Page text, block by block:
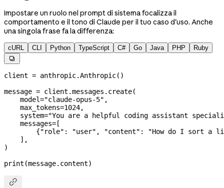
Impostare un ruolo nel prompt di sistema focalizza il
comportamento e il tono di Claude per il tuo caso d'uso. Anche
una singola frase fa la differenza:
cURL CLI Python TypeScript C# Go Java PHP Ruby

client = anthropic.Anthropic()
message = client.messages.create(
    model
="claude-opus-5" ,
    max_tokens
=1024,
    system
="You are a helpful coding assistant
    messages
= [
        {
"role" : "user" , "content" :
"How do I sort a
    ],
)
print (message.content)
